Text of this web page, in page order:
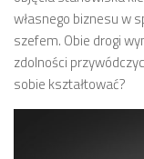
własnego biznesu w
szefem. Obie drogi
zdolności
sobie kształtować?